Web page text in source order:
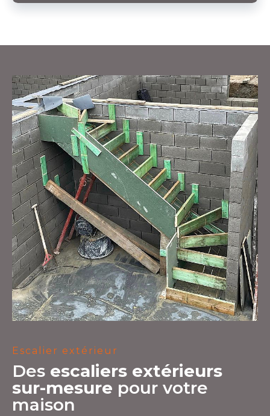
Escalier extérieur
Des escaliers extérieurs
sur-mesure pour votre
maison